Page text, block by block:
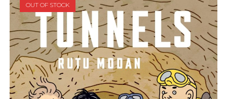
OUT OF STOCK